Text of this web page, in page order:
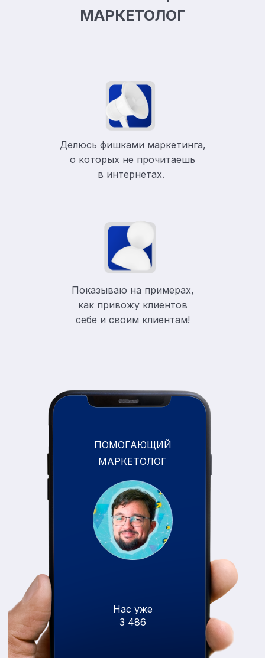
МАРКЕТОЛОГ
Делюсь фишками маркетинга,
о которых не прочитаешь
в интернетах.
Показываю на примерах,
как привожу клиентов
себе и своим клиентам!
Нас уже
3 486
ПОМОГАЮЩИЙ
МАРКЕТОЛОГ